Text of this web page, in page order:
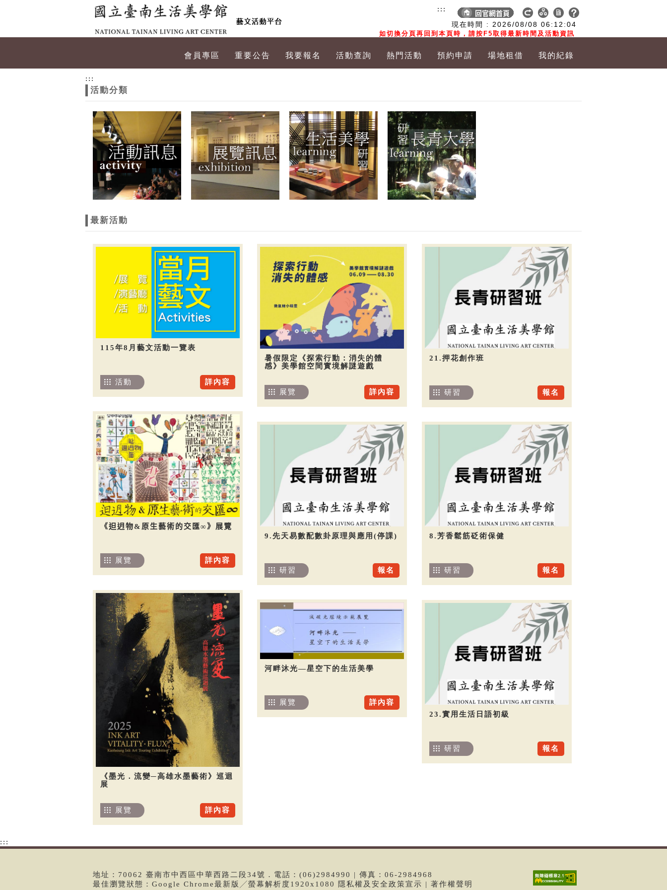
現在時間 : 2026/08/08 06:12:04
如切換分頁再回到本頁時，請按F5取得最新時間及活動資訊
:::
會員專區 重要公告 我要報名 活動查詢 熱門活動 預約申請 場地租借 我的紀錄
:::
活動分類
最新活動
115年8月藝文活動一覽表
詳內容
活動
暑假限定《探索行動：消失的體
感》美學館空間實境解謎遊戲
詳內容
展覽
21.押花創作班
報名
研習
《𨑨迌物&原生藝術的交匯∞》展覽
詳內容
展覽
9.先天易數配數卦原理與應用(停課)
報名
研習
8.芳香鬆筋砭術保健
報名
研習
《墨光．流變─高雄水墨藝術》巡迴
展
詳內容
展覽
河畔沐光—星空下的生活美學
詳內容
展覽
23.實用生活日語初級
報名
研習
:::
地址：70062 臺南市中西區中華西路二段34號．電話：(06)2984990 | 傳真：06-2984968
最佳瀏覽狀態：Google Chrome最新版╱螢幕解析度1920x1080 隱私權及安全政策宣示 | 著作權聲明